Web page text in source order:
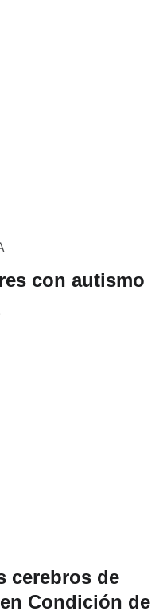
con autismo
cerebros de
Condición de